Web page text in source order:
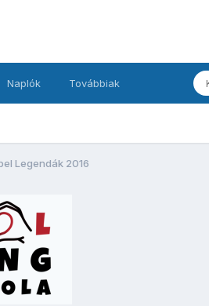
Naplók Továbbiak
Legendák 2016